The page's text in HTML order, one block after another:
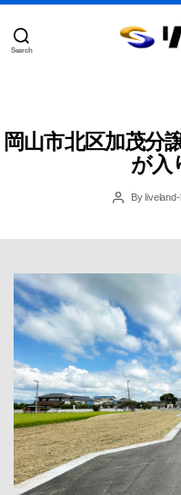
Search
岡山市北区加茂
が入
PostBy